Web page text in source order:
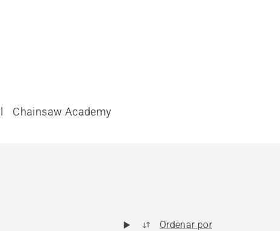
Chainsaw Academy
Ordenar por